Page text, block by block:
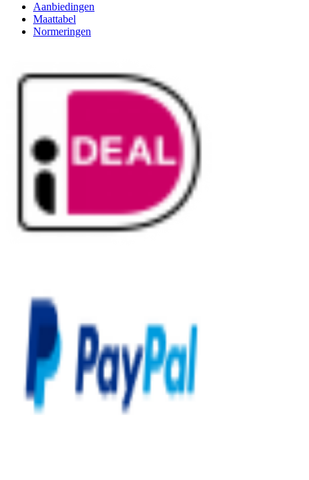
Aanbiedingen
Maattabel
Normeringen